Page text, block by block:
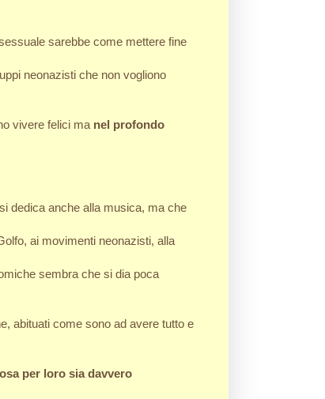
sarebbe come mettere fine
neonazisti che non vogliono
vivere felici ma nel profondo
dedica anche alla musica, ma che
ai movimenti neonazisti, alla
sembra che si dia poca
abituati come sono ad avere tutto e
per loro sia davvero